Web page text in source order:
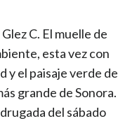
C. El muelle de
esta vez con
y el paisaje verde de
grande de Sonora.
del sábado